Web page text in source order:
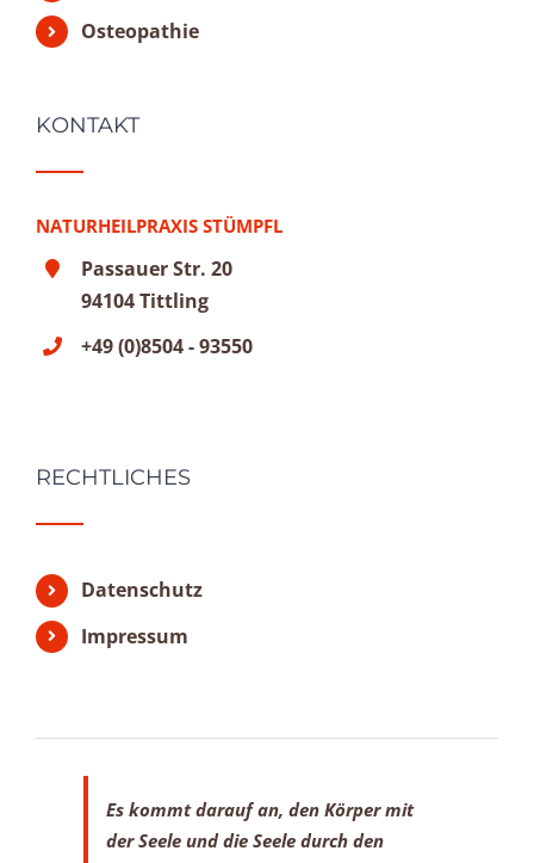
Osteopathie
KONTAKT
NATURHEILPRAXIS STÜMPFL
Passauer Str. 20
94104 Tittling
+49 (0)8504 - 93550
RECHTLICHES
Datenschutz
Impressum
Es kommt darauf an, den Körper mit
der Seele und die Seele durch den